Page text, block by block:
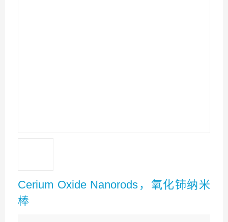
Cerium Oxide Nanorods，氧化铈纳米
棒